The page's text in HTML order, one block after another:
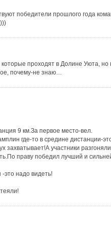
победители прошлого года
которые проходят в Долине Уюта,
почему-не знаю…
9 км.За первое место-вел.
где-то в средине дистанции-
захватывает!А участники
праву победил лучший и
это надо видеть!